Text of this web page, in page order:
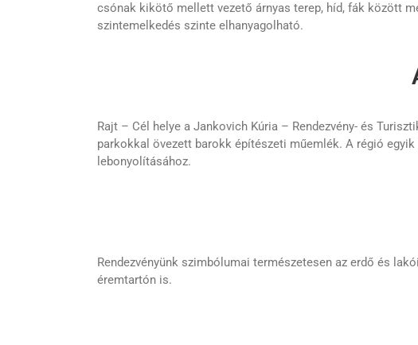
csónak kikötő mellett vezető árnyas terep, híd, fák között
szintemelkedés szinte elhanyagolható.
Rajt – Cél helye a Jankovich Kúria – Rendezvény- és
parkokkal övezett barokk építészeti műemlék. A régió
lebonyolításához.
Rendezvényünk szimbólumai természetesen az erdő és
éremtartón is.